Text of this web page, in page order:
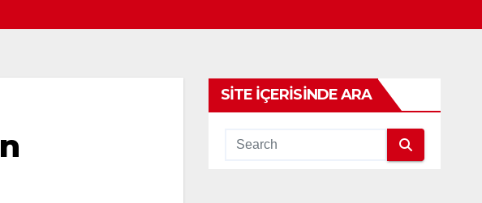
SITE İÇERISINDE ARA